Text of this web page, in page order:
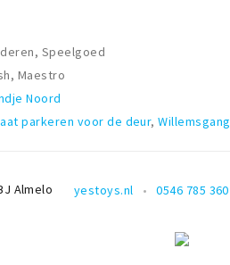
Speelgoed
Maestro
Noord
parkeren voor de deur,Willemsgang
Almelo yestoys.nl 0546 785 360